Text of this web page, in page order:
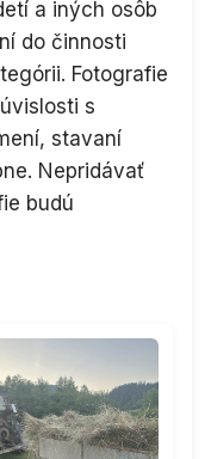
a iných osôb
do činnosti
Fotografie
s
stavaní
Nepridávať
budú